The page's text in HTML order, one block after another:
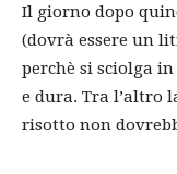
Il giorno dopo
(dovrà essere un
perchè si sciolga
e dura. Tra l’altro
risotto non